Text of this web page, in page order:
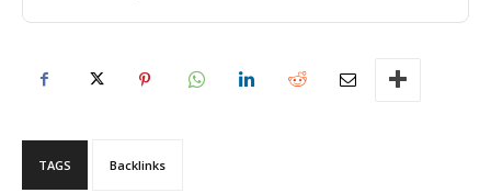
TAGS Backlinks